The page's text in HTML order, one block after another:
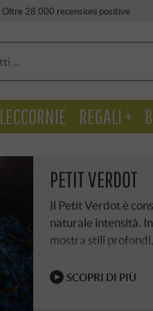
Oltre 28.000 recensioni positive
PETIT VERDOT
Il Petit Verdot è
naturale intensità.
mostra stili
SCOPRI DI PIÙ
LECCORNIE REGALI +